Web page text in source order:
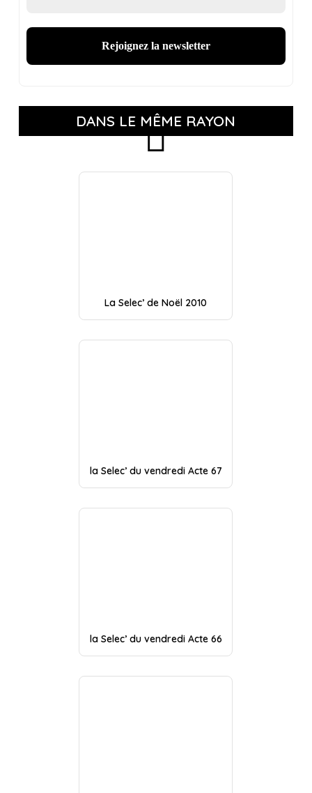
DANS LE MÊME RAYON
La Selec’ de Noël 2010
la Selec’ du vendredi Acte 67
la Selec’ du vendredi Acte 66